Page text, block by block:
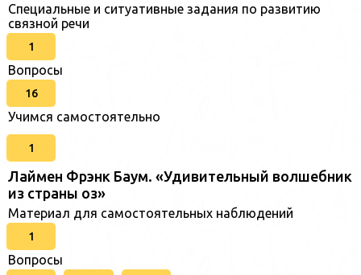
Специальные и ситуативные задания по развитию
связной речи
1
Вопросы
16
Учимся самостоятельно
1
Лаймен Фрэнк Баум. «Удивительный волшебник
из страны оз»
Материал для самостоятельных наблюдений
1
Вопросы